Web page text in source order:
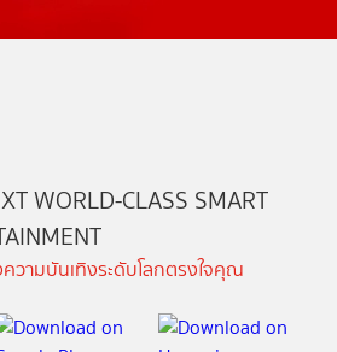
WORLD-CLASS SMART
วามบันเทิงระดับโลกตรงใจคุณ